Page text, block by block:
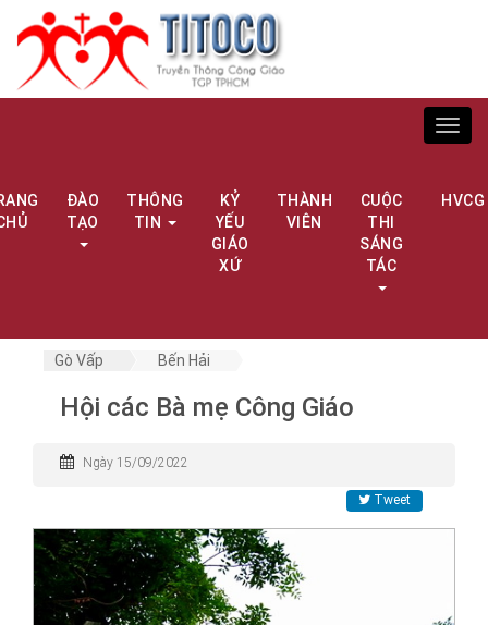
ĐÀO
TẠO
THÔNG
TIN
KỶ
YẾU
GIÁO
XỨ
THÀNH
VIÊN
CUỘC
THI
SÁNG
TÁC
HVCG
Gò Vấp Bến Hải
Hội các Bà mẹ Công Giáo
Ngày 15/09/2022
Tweet